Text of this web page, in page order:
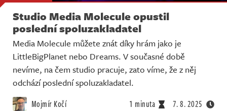
Studio Media Molecule opustil
poslední spoluzakladatel
Media Molecule můžete znát díky hrám jako je
LittleBigPlanet nebo Dreams. V současné době
nevíme, na čem studio pracuje, zato víme, že z něj
odchází poslední spoluzakladatel.
Mojmír Kočí 1 minuta 7. 8. 2025